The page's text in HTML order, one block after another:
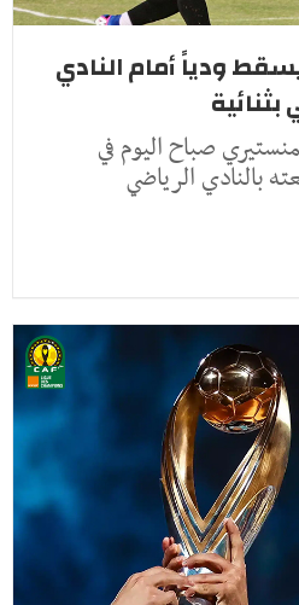
ودياً أمام النادي
صباح اليوم في
بالنادي الرياضي